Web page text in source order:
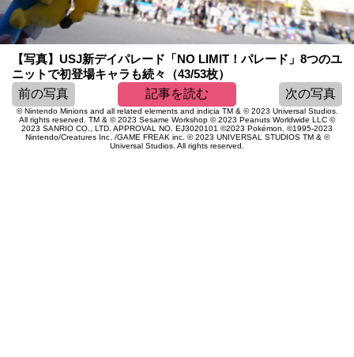
【写真】USJ新デイパレード「NO LIMIT！パレード」8つのユ
ニットで初登場キャラも続々（43/53枚）
前の写真
記事を読む 次の写真
© Nintendo Minions and all related elements and indicia TM & © 2023 Universal Studios.
All rights reserved. TM & © 2023 Sesame Workshop © 2023 Peanuts Worldwide LLC ©
2023 SANRIO CO., LTD. APPROVAL NO. EJ3020101 ©2023 Pokémon. ©1995-2023
Nintendo/Creatures Inc. /GAME FREAK inc. © 2023 UNIVERSAL STUDIOS TM & ©
Universal Studios. All rights reserved.